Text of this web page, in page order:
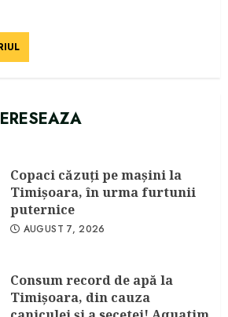
Copaci căzuţi pe maşini la
Timişoara, în urma furtunii
puternice
AUGUST 7, 2026
Consum record de apă la
Timişoara, din cauza